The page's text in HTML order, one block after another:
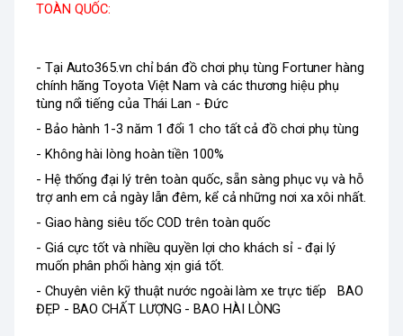
TOÀN QUỐC:
- Tại Auto365.vn chỉ bán đồ chơi phụ tùng Fortuner hàng
chính hãng Toyota Việt Nam và các thương hiệu phụ
tùng nổi tiếng của Thái Lan - Đức
- Bảo hành 1-3 năm 1 đổi 1 cho tất cả đồ chơi phụ tùng
- Không hài lòng hoàn tiền 100%
- Hệ thống đại lý trên toàn quốc, sẵn sàng phục vụ và hỗ
trợ anh em cả ngày lẫn đêm, kể cả những nơi xa xôi nhất.
- Giao hàng siêu tốc COD trên toàn quốc
- Giá cực tốt và nhiều quyền lợi cho khách sỉ - đại lý
muốn phân phối hàng xịn giá tốt.
- Chuyên viên kỹ thuật nước ngoài làm xe trực tiếp   BAO
ĐẸP - BAO CHẤT LƯỢNG - BAO HÀI LÒNG